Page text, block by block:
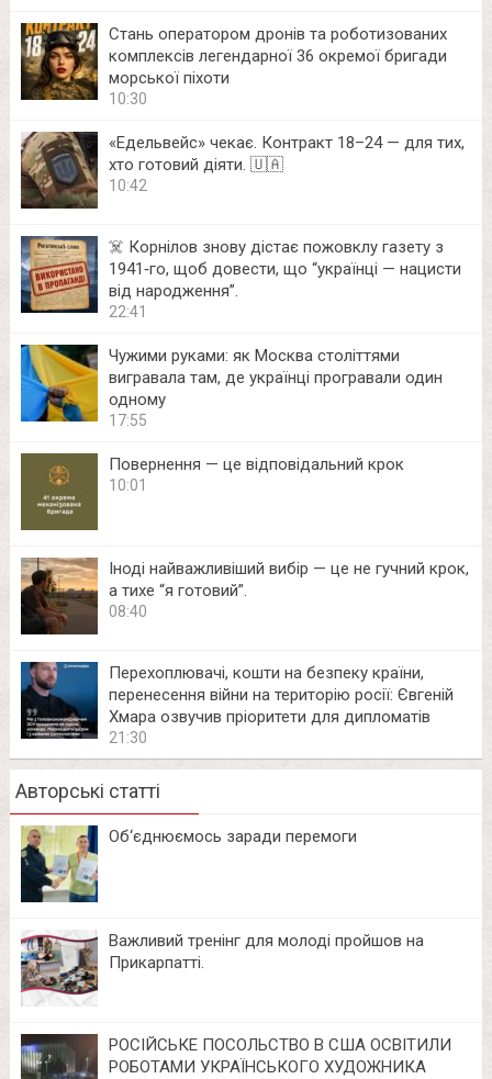
Стань оператором дронів та роботизованих
комплексів легендарної 36 окремої бригади
морської піхоти
10:30
«Едельвейс» чекає. Контракт 18–24 — для тих,
хто готовий діяти. 🇺🇦
10:42
☠️ Корнілов знову дістає пожовклу газету з
1941‑го, щоб довести, що “українці — нацисти
від народження”.
22:41
Чужими руками: як Москва століттями
вигравала там, де українці програвали один
одному
17:55
Повернення — це відповідальний крок
10:01
Іноді найважливіший вибір — це не гучний крок,
а тихе “я готовий”.
08:40
Перехоплювачі, кошти на безпеку країни,
перенесення війни на територію росії: Євгеній
Хмара озвучив пріоритети для дипломатів
21:30
Авторські статті
Об‘єднюємось заради перемоги
Важливий тренінг для молоді пройшов на
Прикарпатті.
РОСІЙСЬКЕ ПОСОЛЬСТВО В США ОСВІТИЛИ
РОБОТАМИ УКРАЇНСЬКОГО ХУДОЖНИКА